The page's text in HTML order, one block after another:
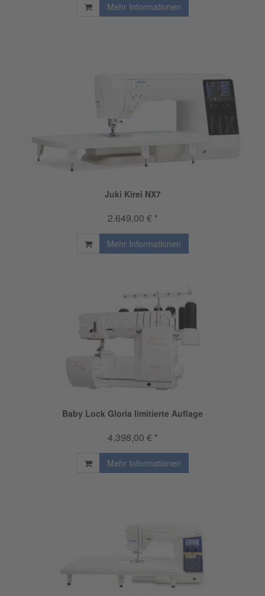
Mehr Informationen
Juki Kirei NX7
2.649,00 € *
Mehr Informationen
Baby Lock Gloria limitierte Auflage
4.398,00 € *
Mehr Informationen